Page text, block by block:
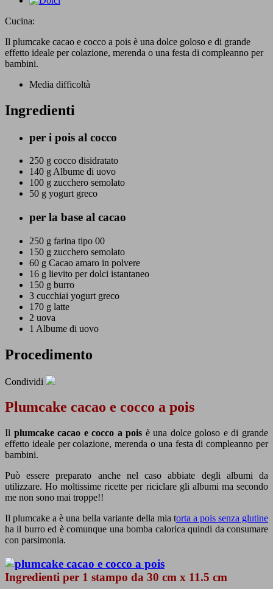
Cucina:
Il plumcake cacao e cocco a pois è una dolce goloso e di grande
effetto ideale per colazione, merenda o una festa di compleanno per
bambini.
Media difficoltà
Ingredienti
per i pois al cocco
250 g cocco disidratato
140 g Albume di uovo
100 g zucchero semolato
50 g yogurt greco
per la base al cacao
250 g farina tipo 00
150 g zucchero semolato
60 g Cacao amaro in polvere
16 g lievito per dolci istantaneo
150 g burro
3 cucchiai yogurt greco
170 g latte
2 uova
1 Albume di uovo
Procedimento
Condividi
Plumcake cacao e cocco a pois
Il plumcake cacao e cocco a pois è una dolce goloso e di grande
effetto ideale per colazione, merenda o una festa di compleanno per
bambini.
Può essere preparato anche nel caso abbiate degli albumi da
utilizzare. Ho moltissime ricette per riciclare gli albumi ma secondo
me non sono mai troppe!!
Il plumcake a è una bella variante della mia torta a pois senza glutine
ha il burro ed è comunque una bomba calorica quindi da consumare
con parsimonia.
Ingredienti per 1 stampo da 30 cm x 11.5 cm